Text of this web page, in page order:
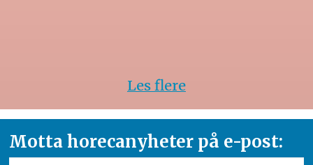
Les flere
Motta horecanyheter på e-post: